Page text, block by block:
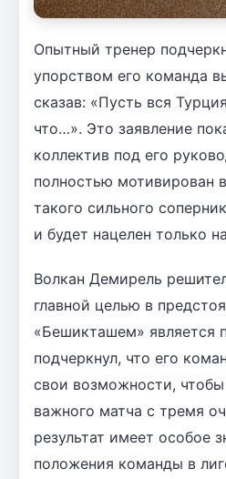
Опытный тренер
упорством его команда
сказав: «Пусть вся
что…». Это заявление
коллектив под его
полностью мотивирован
такого сильного
и будет нацелен только
Волкан Демирель
главной целью в
«Бешикташем» является
подчеркнул, что его
свои возможности, чтобы
важного матча с тремя
результат имеет особое
положения команды в